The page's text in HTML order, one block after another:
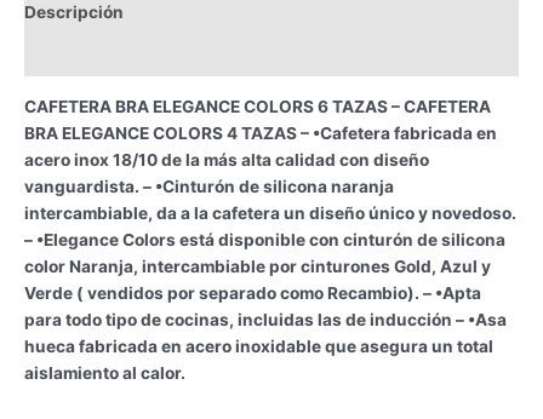
Descripción
CAFETERA BRA ELEGANCE COLORS 6 TAZAS – CAFETERA
BRA ELEGANCE COLORS 4 TAZAS – •Cafetera fabricada en
acero inox 18/10 de la más alta calidad con diseño
vanguardista. – •Cinturón de silicona naranja
intercambiable, da a la cafetera un diseño único y novedoso.
– •Elegance Colors está disponible con cinturón de silicona
color Naranja, intercambiable por cinturones Gold, Azul y
Verde ( vendidos por separado como Recambio). – •Apta
para todo tipo de cocinas, incluidas las de inducción – •Asa
hueca fabricada en acero inoxidable que asegura un total
aislamiento al calor.